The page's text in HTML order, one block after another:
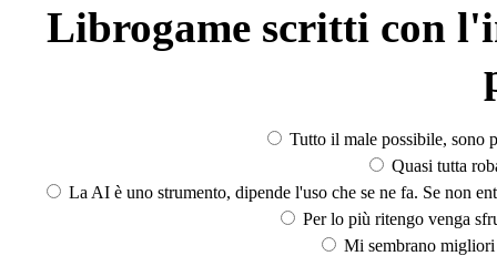
Librogame scritti con
Tutto il male possibile, sono
Quasi tutta
La AI è uno strumento, dipende l'uso che se ne fa. Se non
Per lo più ritengo venga
Mi sembrano